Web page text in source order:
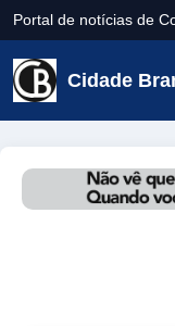
Portal de notícias de
Cidade